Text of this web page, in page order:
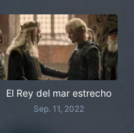
El Rey del mar estrecho
Sep. 11, 2022